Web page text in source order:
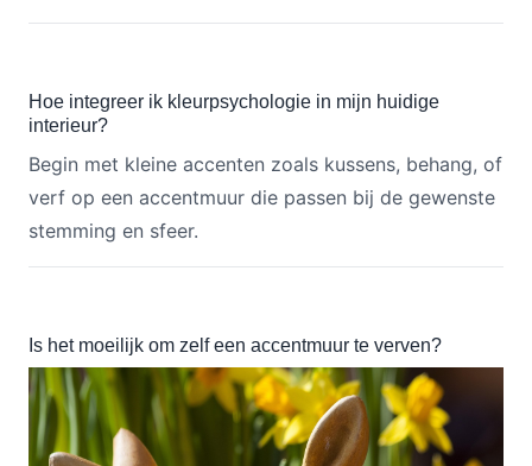
Hoe integreer ik kleurpsychologie in mijn huidige
interieur?
Begin met kleine accenten zoals kussens, behang, of
verf op een accentmuur die passen bij de gewenste
stemming en sfeer.
Is het moeilijk om zelf een accentmuur te verven?